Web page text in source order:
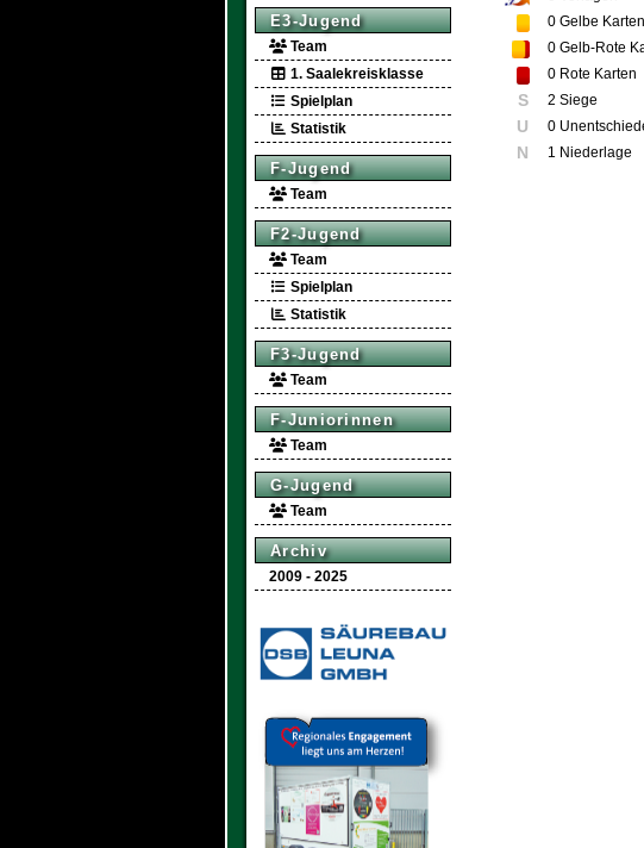
E3-Jugend
Team
1. Saalekreisklasse
Spielplan
Statistik
F-Jugend
Team
F2-Jugend
Team
Spielplan
Statistik
F3-Jugend
Team
F-Juniorinnen
Team
G-Jugend
Team
Archiv
2009 - 2025
0 Gelbe Karten
0 Gelb-Rote
0 Rote Karten
S 2 Siege
U 0
N 1 Niederlage